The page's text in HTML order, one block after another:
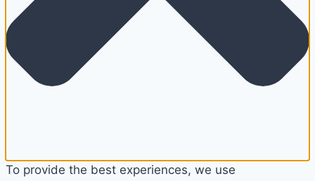
To provide the best experiences, we use